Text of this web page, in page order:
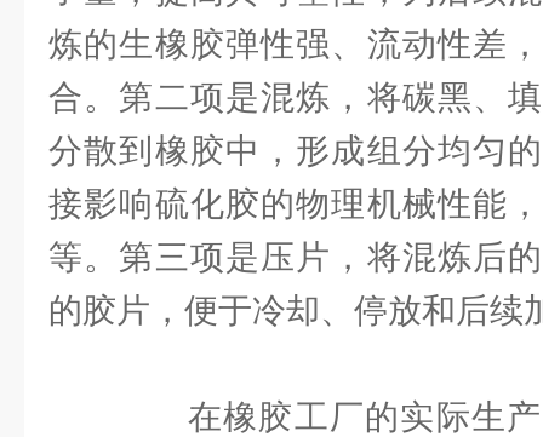
炼的生橡胶弹性强、流动性差
合。第二项是混炼，将碳黑、
分散到橡胶中，形成组分均匀
接影响硫化胶的物理机械性能
等。第三项是压片，将混炼后
的胶片，便于冷却、停放和后续
在橡胶工厂的实际生产